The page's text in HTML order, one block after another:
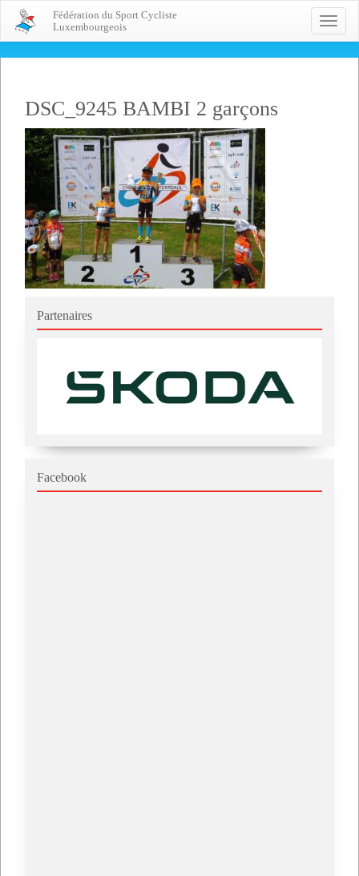
Toggle
Fédération du Sport Cycliste
Luxembourgeois
DSC_9245 BAMBI 2 garçons
Partenaires
Facebook